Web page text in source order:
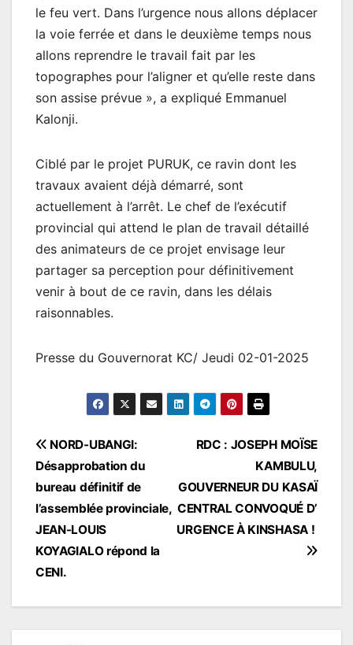
le feu vert. Dans l’urgence nous allons déplacer
la voie ferrée et dans le deuxième temps nous
allons reprendre le travail fait par les
topographes pour l’aligner et qu’elle reste dans
son assise prévue », a expliqué Emmanuel
Kalonji.
Ciblé par le projet PURUK, ce ravin dont les
travaux avaient déjà démarré, sont
actuellement à l’arrêt. Le chef de l’exécutif
provincial qui attend le plan de travail détaillé
des animateurs de ce projet envisage leur
partager sa perception pour définitivement
venir à bout de ce ravin, dans les délais
raisonnables.
Presse du Gouvernorat KC/ Jeudi 02-01-2025
Navigation
de
l’article
RDC : JOSEPH MOÏSE
KAMBULU,
GOUVERNEUR DU KASAÏ
CENTRAL CONVOQUÉ D’
URGENCE À KINSHASA !
NORD-UBANGI:
Désapprobation du
bureau définitif de
l’assemblée provinciale,
JEAN-LOUIS
KOYAGIALO répond la
CENI.